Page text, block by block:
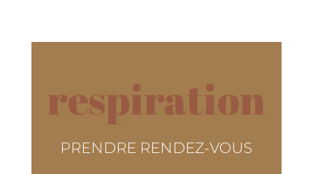
respiration
PRENDRE RENDEZ-VOUS